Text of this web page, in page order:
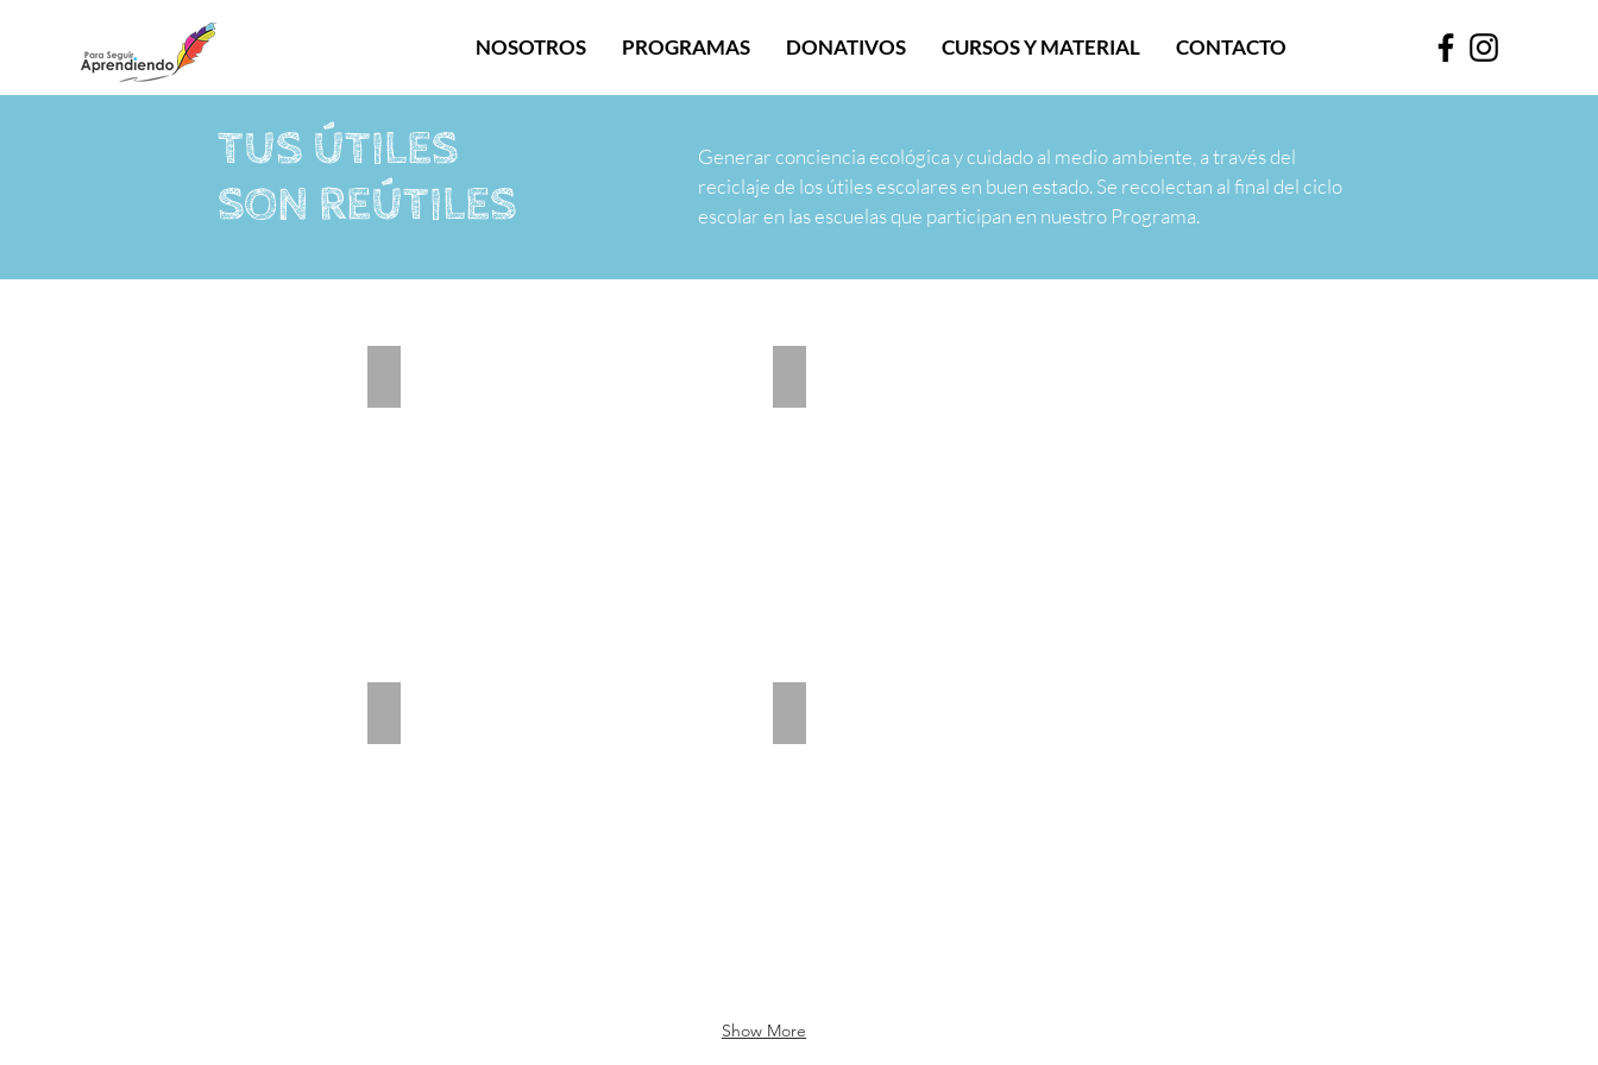
NOSOTROS PROGRAMAS DONATIVOS CURSOS Y MATERIAL CONTACTO
TUS ÚTILES
SON REÚTILES
Generar conciencia ecológica y cuidado al medio ambiente, a través del
reciclaje de los útiles escolares en buen estado. Se recolectan al final del ciclo
escolar en las escuelas que participan en nuestro Programa.
Show More